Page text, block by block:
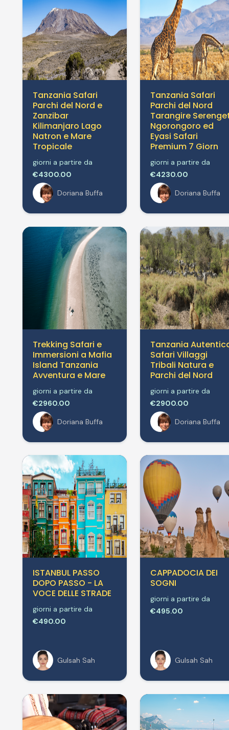
Tanzania Safari
Parchi del Nord e
Zanzibar
Kilimanjaro Lago
Natron e Mare
Tropicale
giorni a partire da
€4300.00
Doriana Buffa
Tanzania Safari
Parchi del Nord
Tarangire
Ngorongoro ed
Eyasi Safari
Premium 7 Giorn
giorni a partire da
€4230.00
Doriana Buffa
Trekking Safari e
Immersioni a Mafia
Island Tanzania
Avventura e Mare
giorni a partire da
€2960.00
Doriana Buffa
Tanzania
Safari Villaggi
Tribali Natura e
Parchi del Nord
giorni a partire da
€2900.00
Doriana Buffa
ISTANBUL PASSO
DOPO PASSO - LA
VOCE DELLE STRADE
giorni a partire da
€490.00
Gulsah Sah
CAPPADOCIA DEI
SOGNI
giorni a partire da
€495.00
Gulsah Sah